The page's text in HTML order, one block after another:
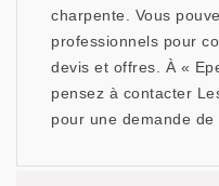
charpente. Vous
professionnels pour
devis et offres. À «
pensez à contacter
pour une demande